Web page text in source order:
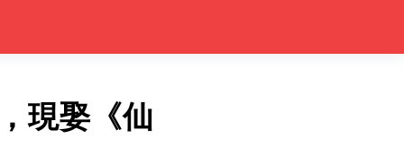
現娶《仙